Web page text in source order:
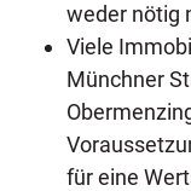
weder nötig
Viele
Münchner
für eine